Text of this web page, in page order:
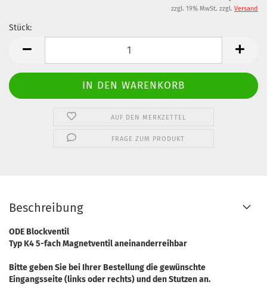
zzgl. 19% MwSt. zzgl. Versand
Stück:
AUF DEN MERKZETTEL
FRAGE ZUM PRODUKT
Beschreibung
ODE Blockventil
Typ K4 5-fach Magnetventil aneinanderreihbar
Bitte geben Sie bei Ihrer Bestellung die gewünschte
Eingangsseite (links oder rechts) und den Stutzen an.